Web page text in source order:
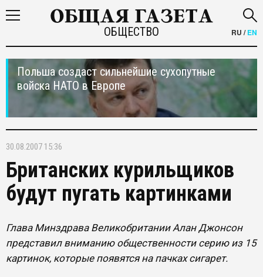
ОБЩЕСТВО RU /EN
Польша создаст сильнейшие сухопутные
войска НАТО в Европе
30.08.2007 15:36
Британских курильщиков
будут пугать картинками
Глава Минздрава Великобритании Алан Джонсон
представил вниманию общественности серию из 15
картинок, которые появятся на пачках сигарет.